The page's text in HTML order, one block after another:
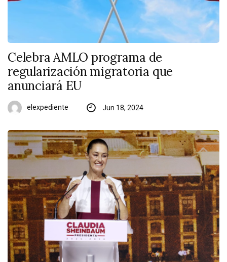
Celebra AMLO programa de
regularización migratoria que
anunciará EU
elexpediente Jun 18, 2024